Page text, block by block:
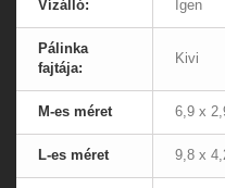
Vízálló: Igen
Pálinka
fajtája:
Kivi
M-es méret 6,9 x
L-es méret 9,8 x